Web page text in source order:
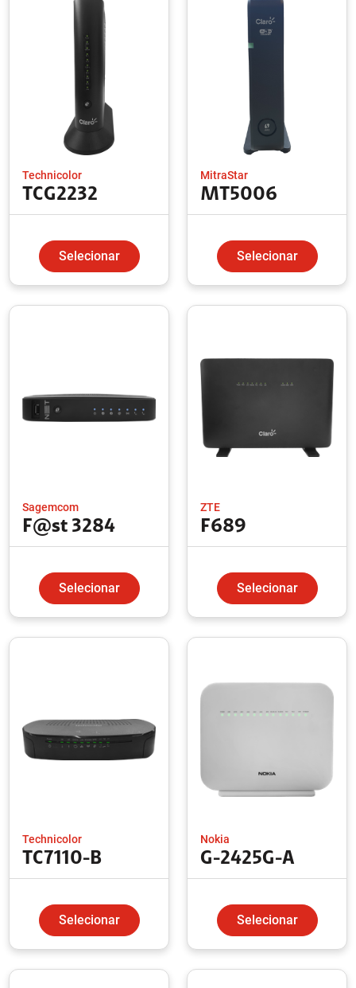
Technicolor
TCG2232
Selecionar
MitraStar
MT5006
Selecionar
Sagemcom
F@st 3284
Selecionar
ZTE
F689
Selecionar
Technicolor
TC7110-B
Selecionar
Nokia
G-2425G-A
Selecionar